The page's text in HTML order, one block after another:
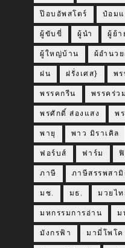
ป๊อบอัพสโตร์ ป๋อม
ผู้ขับขี่ ผู้นำ ผู้ย้า
ผู้ใหญ่บ้าน ผ้อำนว
ฝน ฝรั่งเศส} พ
พรรคกรีน พรรคร่ว
พรศักดิ์ ส่องแสง พ
พายุ พาว มิราเคิล
ฟอร์บส์ ฟาร์ม
ภาษี ภาษีสรรพสามิ
มช. มธ. มวยไท
มหกรรมการอ่าน ม
มังกรฟ้า มามี่โพโค